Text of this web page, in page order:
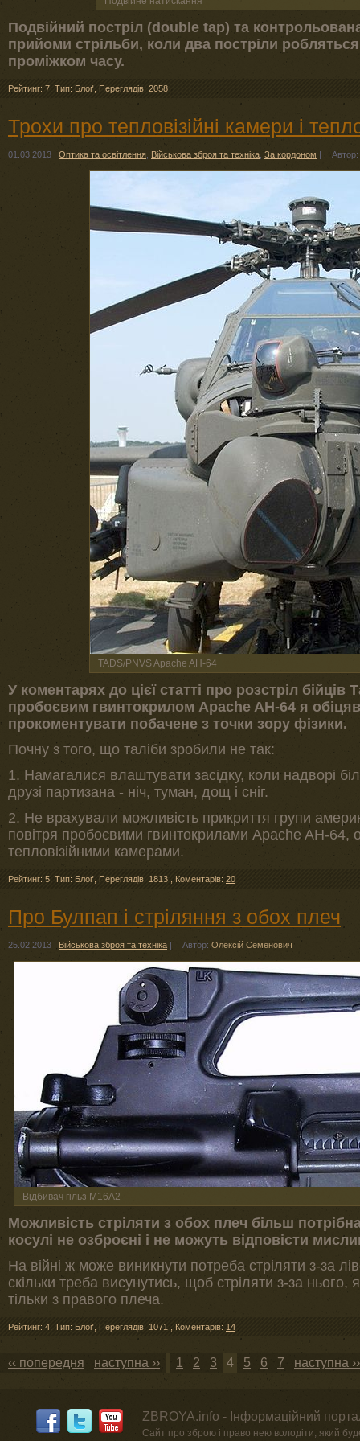
Подвійний постріл (double tap) та
прийоми стрільби, коли два постріли
проміжком часу.
Рейтинг: 7 Тип: Блоґ Переглядів: 2058
Трохи про тепловізійні камери і
01.03.2013 | Оптика та освітлення Військова зброя та техніка За кордоном | Автор:
TADS/PNVS Apache AH-64
У коментарях до цієї статті про розстріл бійців
пробоєвим гвинтокрилом Apache AH-64 я
прокоментувати побачене з точки зору фізики.
Почну з того, що таліби зробили не так:
1. Намагалися влаштувати засідку, коли надворі
друзі партизана - ніч, туман, дощ і сніг.
2. Не врахували можливість прикриття групи
повітря пробоєвими гвинтокрилами Apache AH-64,
тепловізійними камерами.
Рейтинг: 5 Тип: Блоґ Переглядів: 1813 Коментарів: 20
Про Булпап і стріляння з обох плеч
25.02.2013 | Військова зброя та техніка | Автор: Олексій Семенович
Відбивач гільз М16А2
Можливість стріляти з обох плеч більш
косулі не озброєні і не можуть відповісти
На війні ж може виникнути потреба стріляти з-за
скільки треба висунутись, щоб стріляти з-за
тільки з правого плеча.
Рейтинг: 4 Тип: Блоґ Переглядів: 1071 Коментарів: 14
‹‹ попередня наступна ›› 1 2 3 4 5 6 7 наступна ››
ZBROYA.info - Інформаційний
Сайт про зброю і право нею володіти, який